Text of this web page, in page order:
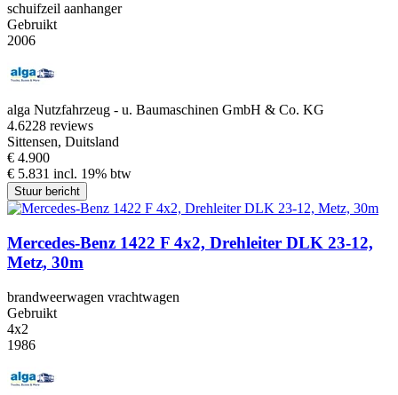
schuifzeil aanhanger
Gebruikt
2006
alga Nutzfahrzeug - u. Baumaschinen GmbH & Co. KG
4.6228 reviews
Sittensen, Duitsland
€ 4.900
€ 5.831 incl. 19% btw
Stuur bericht
Mercedes-Benz 1422 F 4x2, Drehleiter DLK 23-12,
Metz, 30m
brandweerwagen vrachtwagen
Gebruikt
4x2
1986